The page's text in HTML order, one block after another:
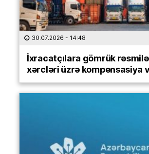
30.07.2026 - 14:48
İxracatçılara gömrük
xərcləri üzrə kompensasiya